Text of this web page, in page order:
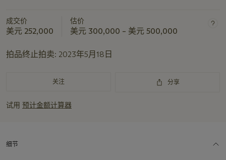
成交价
美元 252,000
估价
美元 300,000 – 美元 500,000
拍品终止拍卖: 2023年5月18日
关注 分享
试用 预计金额计算器
细节